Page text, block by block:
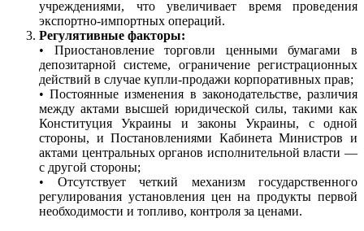
учреждениями, что увеличивает время проведения
экспортно-импортных операций.
Регулятивные факторы:
• Приостановление торговли ценными бумагами в
депозитарной системе, ограничение регистрационных
действий в случае купли-продажи корпоративных прав;
• Постоянные изменения в законодательстве, различия
между актами высшей юридической силы, такими как
Конституция Украины и законы Украины, с одной
стороны, и Постановлениями Кабинета Министров и
актами центральных органов исполнительной власти —
с другой стороны;
• Отсутствует четкий механизм государственного
регулирования установления цен на продукты первой
необходимости и топливо, контроля за ценами.